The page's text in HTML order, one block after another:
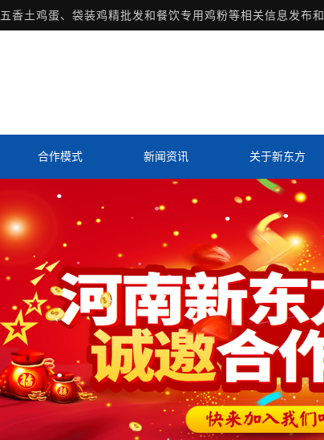
五香土鸡蛋、袋装鸡精批发和餐饮专用鸡粉等相关信息发布
合作模式 新闻资讯 关于新东方